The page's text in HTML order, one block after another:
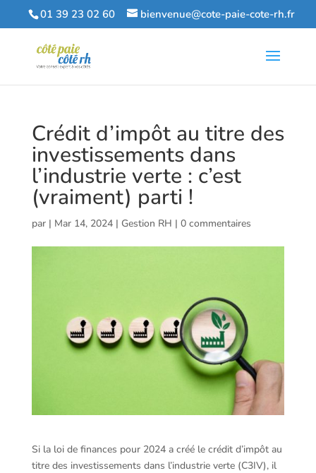
01 39 23 02 60 bienvenue@cote-paie-cote-rh.fr
Crédit d’impôt au titre des
investissements dans
l’industrie verte : c’est
(vraiment) parti !
par | Mar 14, 2024| Gestion RH | 0 commentaires
Si la loi de finances pour 2024 a créé le crédit d’impôt au
titre des investissements dans l’industrie verte (C3IV), il